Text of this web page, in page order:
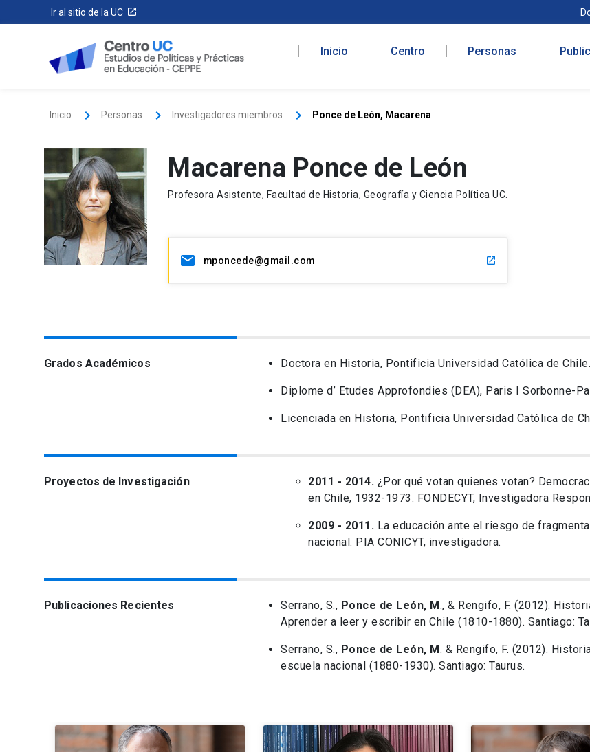
Ir al sitio de la UC
Inicio Centro Personas
Inicio Personas Investigadores miembros Ponce de León, Macarena
Macarena Ponce de León
Profesora Asistente, Facultad de Historia, Geografía y Ciencia Política UC.
mponcede@gmail.com
Grados Académicos Doctora en Historia, Pontificia Universidad Católica de Chile.
Diplome d’ Etudes Approfondies (DEA), Paris I Sorbonne-
Licenciada en Historia, Pontificia Universidad Católica de
Proyectos de Investigación 2011 - 2014. ¿Por qué votan quienes votan?
en Chile, 1932-1973. FONDECYT, Investigadora
2009 - 2011. La educación ante el riesgo de
nacional. PIA CONICYT, investigadora.
Publicaciones Recientes Serrano, S., Ponce de León, M., & Rengifo, F. (2012).
Aprender a leer y escribir en Chile (1810-1880). Santiago:
Serrano, S., Ponce de León, M. & Rengifo, F. (2012).
escuela nacional (1880-1930). Santiago: Taurus.